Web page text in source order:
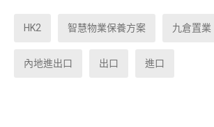
HK2 智慧物業保養方案 九倉置業
內地進出口 出口 進口